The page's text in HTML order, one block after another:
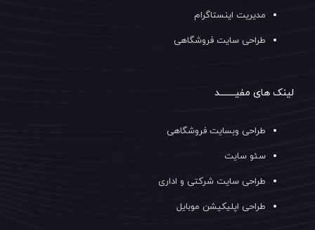
مدیریت اینستاگرام
طراحی سایت فروشگاهی
لینک های مفیـــــــد
طراحی وبسایت فروشگاهی
سئو سایت
طراحی سایت شرکتی و اداری
طراحی اپلیکیشن موبایل